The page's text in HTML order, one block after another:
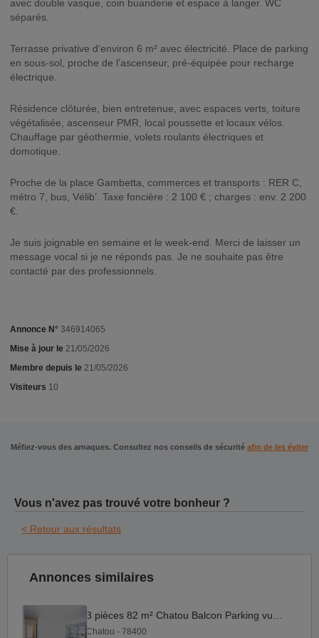
avec double vasque, coin buanderie et espace à langer. WC
séparés.
Terrasse privative d’environ 6 m² avec électricité. Place de parking
en sous-sol, proche de l’ascenseur, pré-équipée pour recharge
électrique.
Résidence clôturée, bien entretenue, avec espaces verts, toiture
végétalisée, ascenseur PMR, local poussette et locaux vélos.
Chauffage par géothermie, volets roulants électriques et
domotique.
Proche de la place Gambetta, commerces et transports : RER C,
métro 7, bus, Vélib’. Taxe foncière : 2 100 € ; charges : env. 2 200
€.
Je suis joignable en semaine et le week-end. Merci de laisser un
message vocal si je ne réponds pas. Je ne souhaite pas être
contacté par des professionnels.
Annonce N° 346914065
Mise à jour le 21/05/2026
Membre depuis le 21/05/2026
Visiteurs 10
Méfiez-vous des arnaques. Consultez nos conseils de sécurité afin de les éviter
Vous n'avez pas trouvé votre bonheur ?
< Retour aux résultats
Annonces similaires
Chatou - 78400